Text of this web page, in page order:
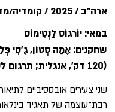
ארה"ב / 2025 / קומדיה/מדע בדיוני
במאי: יוֹרגוֹס לַנְטִימוֹס
שחקנים: אֶמָה סְטוֹן, גֶ’סִי
(120 דק', אנגלית; תרגום לעברית)
שני צעירים אובססיביים
רבת־עוצמה של תאגיד